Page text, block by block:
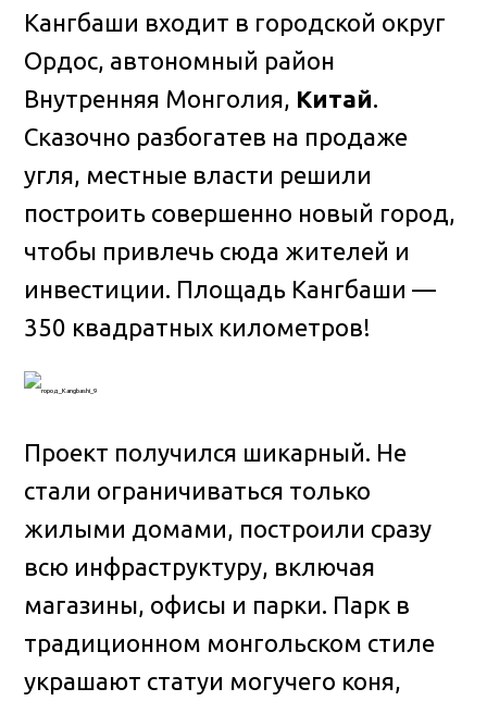
Кангбаши входит в городской округ
Ордос, автономный район
Внутренняя Монголия, Китай.
Сказочно разбогатев на продаже
угля, местные власти решили
построить совершенно новый город,
чтобы привлечь сюда жителей и
инвестиции. Площадь Кангбаши —
350 квадратных километров!
Проект получился шикарный. Не
стали ограничиваться только
жилыми домами, построили сразу
всю инфраструктуру, включая
магазины, офисы и парки. Парк в
традиционном монгольском стиле
украшают статуи могучего коня,